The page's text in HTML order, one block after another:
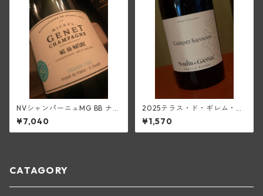
NVシャンパーニュMG BB ナチ
ュール・シャルドネ特級ブリ
ュット・ナチュール(ミシェ
ル・ジュネ)
¥7,040
2025テラス・ド・ギレム・カ
ベルネ・ソーヴィニヨン<ペ
イ・ドック>(ムーラン・ド・
ガサック)
¥1,570
CATAGORY